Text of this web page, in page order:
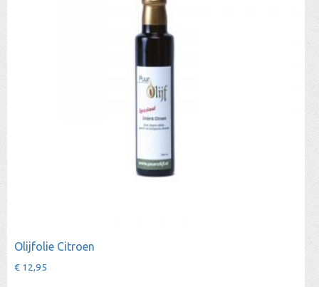
Olijfolie Citroen
€12,95